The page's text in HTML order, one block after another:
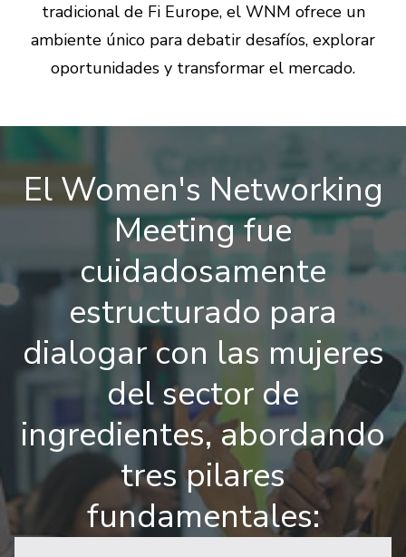
tradicional de Fi Europe, el WNM ofrece un
ambiente único para debatir desafíos, explorar
oportunidades y transformar el mercado.
El Women's Networking
Meeting fue
cuidadosamente
estructurado para
dialogar con las mujeres
del sector de
ingredientes, abordando
tres pilares
fundamentales: